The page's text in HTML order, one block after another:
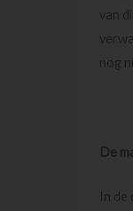
van
nog
De
In de